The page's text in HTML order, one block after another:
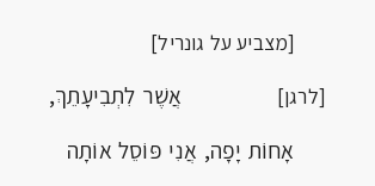
[מצביע על גונריל]
[לרגן]
אֲשֶׁר לִתְבִיעָתֵךְ,
אָחוֹת יָפָה, אֲנִי פּוֹסֵל אוֹתָה